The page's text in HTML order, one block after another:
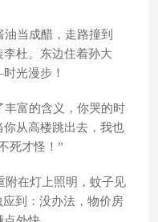
当成醋，走路撞到
杜。东边住着孙大
光漫步！
丰富的含义，你哭的时
从高楼跳出去，我也
死才怪！”
在灯上照明，蚊子见
到：没办法，物价房